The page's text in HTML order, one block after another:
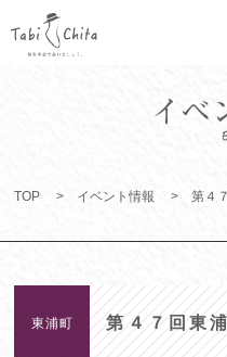
TOP イベント情報 第４
東浦町 第４７回東